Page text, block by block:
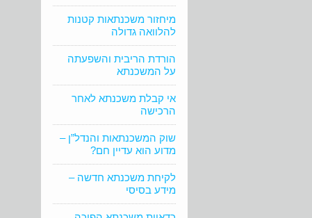
מיחזור משכנתאות קטנות
להלוואה גדולה
הורדת הריבית והשפעתה
על המשכנתא
אי קבלת משכנתא לאחר
הרכישה
שוק המשכנתאות והנדל”ן –
מדוע הוא עדיין חם?
לקיחת משכנתא חדשה –
מידע בסיסי